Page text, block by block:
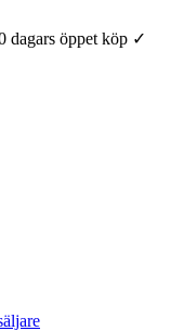
dagars öppet köp ✓